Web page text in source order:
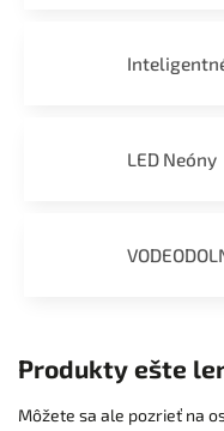
LED Neóny
Produkty ešte
Môžete sa ale pozrieť na